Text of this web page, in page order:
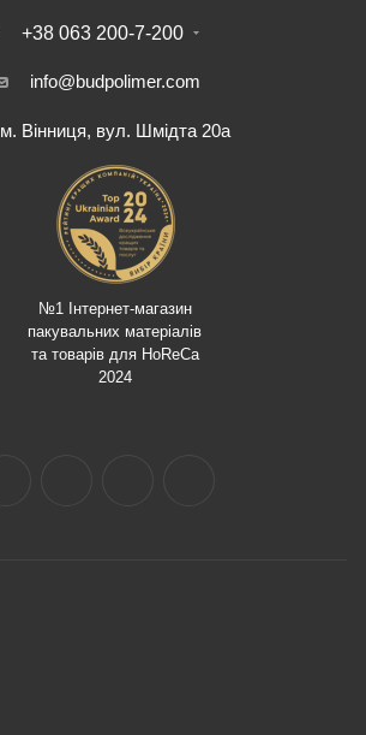
+38 063 200-7-200
info@budpolimer.com
м. Вінниця, вул. Шмідта 20а
№1 Інтернет-магазин
пакувальних матеріалів
та товарів для HoReCa
2024